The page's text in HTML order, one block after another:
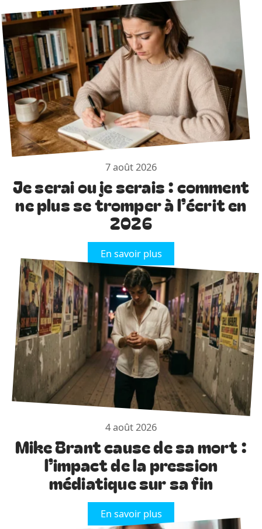
7 août 2026
Je serai ou je serais : comment
ne plus se tromper à l’écrit en
2026
En savoir plus
4 août 2026
Mike Brant cause de sa mort :
l’impact de la pression
médiatique sur sa fin
En savoir plus